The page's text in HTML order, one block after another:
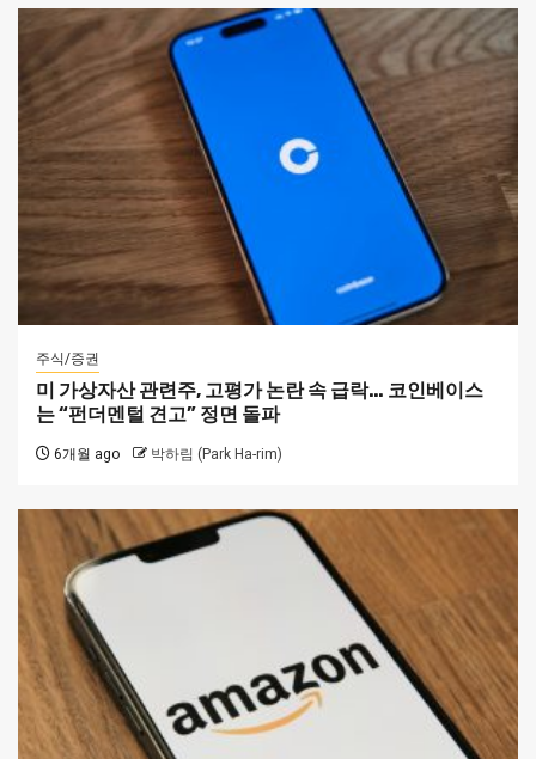
주식/증권
미 가상자산 관련주, 고평가 논란 속 급락… 코인베이스
는 “펀더멘털 견고” 정면 돌파
6개월 ago 박하림 (Park Ha-rim)